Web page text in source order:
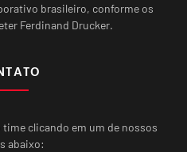
brasileiro, conforme os
Ferdinand Drucker.
clicando em um de nossos
abaixo: